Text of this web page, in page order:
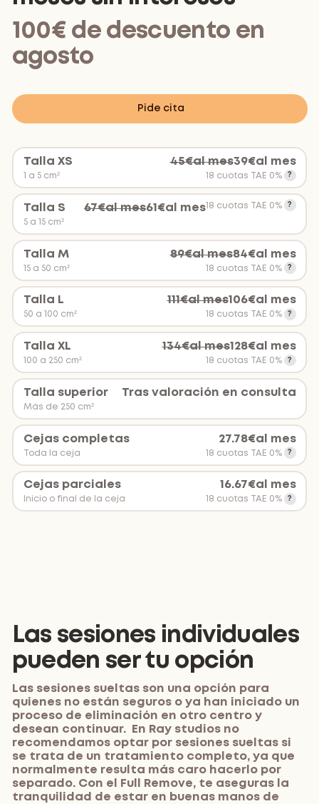
100€ de descuento en
agosto
Pide cita
Talla XS
1 a 5 cm²
45€al mes39€al mes
18 cuotas TAE 0%
Talla S
5 a 15 cm²
67€al mes61 €al mes18 cuotas TAE 0%
Talla M
15 a 50 cm²
89€al mes84€al mes
18 cuotas TAE 0%
Talla L
50 a 100 cm²
111€al mes106€al mes
18 cuotas TAE 0%
Talla XL
100 a 250 cm²
134€al mes128€al mes
18 cuotas TAE 0%
Talla superior
Más de 250 cm²
Tras valoración en consulta
Cejas completas
Toda la ceja
27.78€al mes
18 cuotas TAE 0%
Cejas parciales
Inicio o final de la ceja
16.67€al mes
18 cuotas TAE 0%
Las sesiones individuales
pueden ser tu opción
Las sesiones sueltas son una opción para
quienes no están seguros o ya han iniciado un
proceso de eliminación en otro centro y
desean continuar. En Ray studios no
recomendamos optar por sesiones sueltas si
se trata de un tratamiento completo, ya que
normalmente resulta más caro hacerlo por
separado. Con el Full Remove, te aseguras la
tranquilidad de estar en buenas manos de